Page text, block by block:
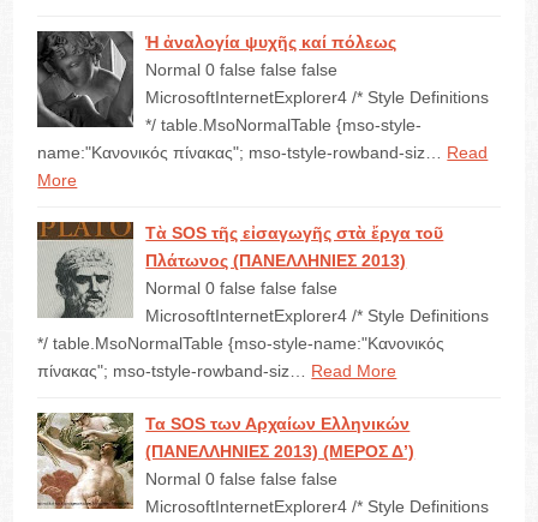
Ἡ ἀναλογία ψυχῆς καί πόλεως
Normal 0 false false false
MicrosoftInternetExplorer4 /* Style Definitions
*/ table.MsoNormalTable {mso-style-
name:"Κανονικός πίνακας"; mso-tstyle-rowband-siz…
Read
More
Τὰ SOS τῆς εἰσαγωγῆς στὰ ἔργα τοῦ
Πλάτωνος (ΠΑΝΕΛΛΗΝΙΕΣ 2013)
Normal 0 false false false
MicrosoftInternetExplorer4 /* Style Definitions
*/ table.MsoNormalTable {mso-style-name:"Κανονικός
πίνακας"; mso-tstyle-rowband-siz…
Read More
Τα SOS των Αρχαίων Ελληνικών
(ΠΑΝΕΛΛΗΝΙΕΣ 2013) (ΜΕΡΟΣ Δ’)
Normal 0 false false false
MicrosoftInternetExplorer4 /* Style Definitions